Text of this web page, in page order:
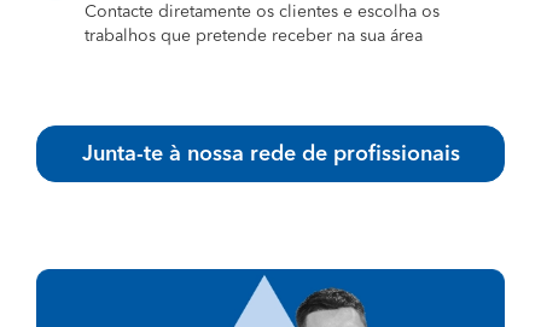
Contacte diretamente os clientes e escolha os
trabalhos que pretende receber na sua área
Junta-te à nossa rede de profissionais